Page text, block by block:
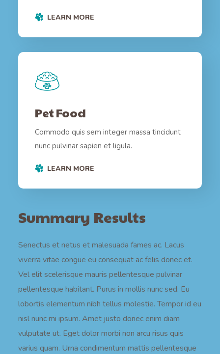
LEARN MORE
Pet Food
Commodo quis sem integer massa tincidunt
nunc pulvinar sapien et ligula.
LEARN MORE
Summary Results
Senectus et netus et malesuada fames ac. Lacus
viverra vitae congue eu consequat ac felis donec et.
Vel elit scelerisque mauris pellentesque pulvinar
pellentesque habitant. Purus in mollis nunc sed. Eu
lobortis elementum nibh tellus molestie. Tempor id eu
nisl nunc mi ipsum. Amet justo donec enim diam
vulputate ut. Eget dolor morbi non arcu risus quis
varius quam. Urna condimentum mattis pellentesque